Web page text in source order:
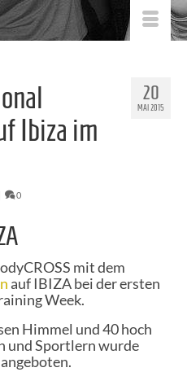
20
MAI 2015
Ibiza im
0
mit dem
auf IBIZA bei der ersten
Week.
Himmel und 40 hoch
und Sportlern wurde